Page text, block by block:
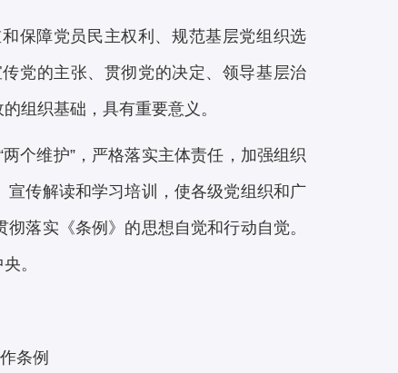
保障党员民主权利、规范基层党组织选
党的主张、贯彻党的决定、领导基层治
组织基础，具有重要意义。
个维护”，严格落实主体责任，加强组织
传解读和学习培训，使各级党组织和广
落实《条例》的思想自觉和行动自觉。
。
条例